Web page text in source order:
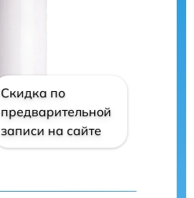
Скидка по
предварительной
записи на сайте